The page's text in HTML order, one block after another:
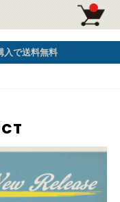
で送料無料